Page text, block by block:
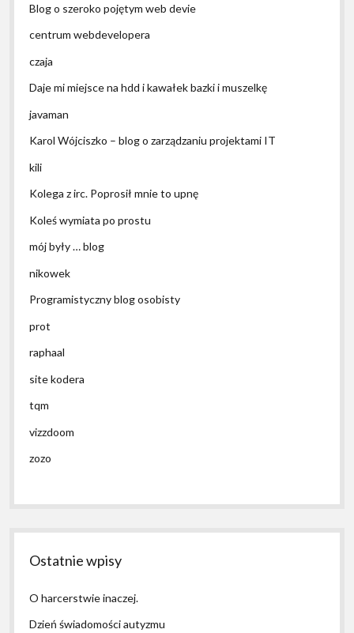
Blog o szeroko pojętym web devie
centrum webdevelopera
czaja
Daje mi miejsce na hdd i kawałek bazki i muszelkę
javaman
Karol Wójciszko – blog o zarządzaniu projektami IT
kili
Kolega z irc. Poprosił mnie to upnę
Koleś wymiata po prostu
mój były … blog
nikowek
Programistyczny blog osobisty
prot
raphaal
site kodera
tqm
vizzdoom
zozo
Ostatnie wpisy
O harcerstwie inaczej.
Dzień świadomości autyzmu